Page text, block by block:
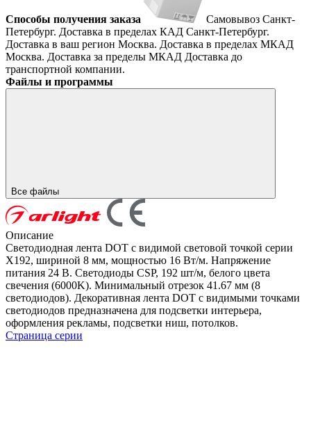
Способы получения заказа Самовывоз Санкт-
Петербург. Доставка в пределах КАД Санкт-Петербург.
Доставка в ваш регион Москва. Доставка в пределах МКАД
Москва. Доставка за пределы МКАД Доставка до
транспортной компании.
Файлы и программы
Все файлы
Описание
Светодиодная лента DOT с видимой световой точкой серии
X192, шириной 8 мм, мощностью 16 Вт/м. Напряжение
питания 24 В. Светодиоды CSP, 192 шт/м, белого цвета
свечения (6000K). Минимальный отрезок 41.67 мм (8
светодиодов). Декоративная лента DOT с видимыми точками
светодиодов предназначена для подсветки интерьера,
оформления рекламы, подсветки ниш, потолков.
Страница серии